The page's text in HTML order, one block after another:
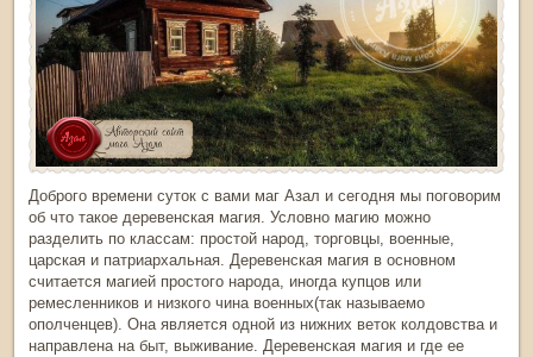
Доброго времени суток с вами маг Азал и сегодня мы поговорим
об что такое деревенская магия. Условно магию можно
разделить по классам: простой народ, торговцы, военные,
царская и патриархальная. Деревенская магия в основном
считается магией простого народа, иногда купцов или
ремесленников и низкого чина военных(так называемо
ополченцев). Она является одной из нижних веток колдовства и
направлена на быт, выживание. Деревенская магия и где ее